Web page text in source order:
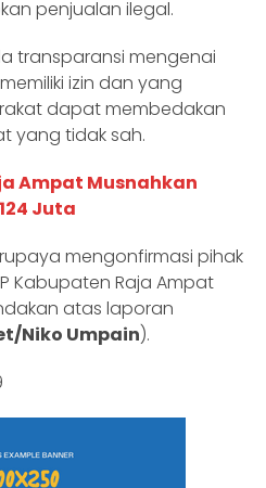
penjualan ilegal.
transparansi mengenai
izin dan yang
dapat membedakan
yang tidak sah.
Ampat Musnahkan
Juta
mengonfirmasi pihak
Kabupaten Raja Ampat
atas laporan
Niko Umpain).